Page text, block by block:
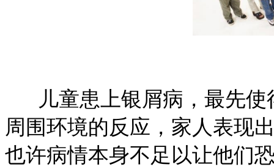
儿童患上银屑病，最先使
周围环境的反应，家人表现
也许病情本身不足以让他们